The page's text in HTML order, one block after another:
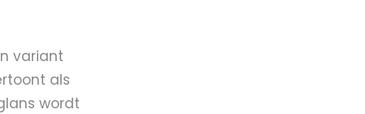
variant
als
wordt